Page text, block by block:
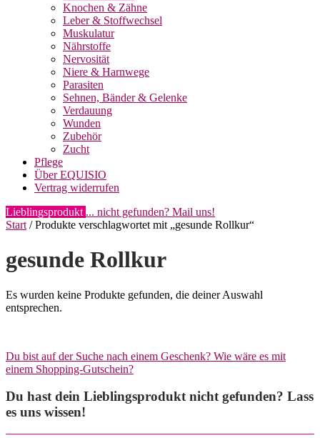
Knochen & Zähne
Leber & Stoffwechsel
Muskulatur
Nährstoffe
Nervosität
Niere & Harnwege
Parasiten
Sehnen, Bänder & Gelenke
Verdauung
Wunden
Zubehör
Zucht
Pflege
Über EQUISIO
Vertrag widerrufen
Lieblingsprodukt ... nicht gefunden? Mail uns!
Start / Produkte verschlagwortet mit „gesunde Rollkur“
gesunde Rollkur
Es wurden keine Produkte gefunden, die deiner Auswahl
entsprechen.
Du bist auf der Suche nach einem Geschenk? Wie wäre es mit
einem Shopping-Gutschein?
Du hast dein Lieblingsprodukt nicht gefunden? Lass
es uns wissen!